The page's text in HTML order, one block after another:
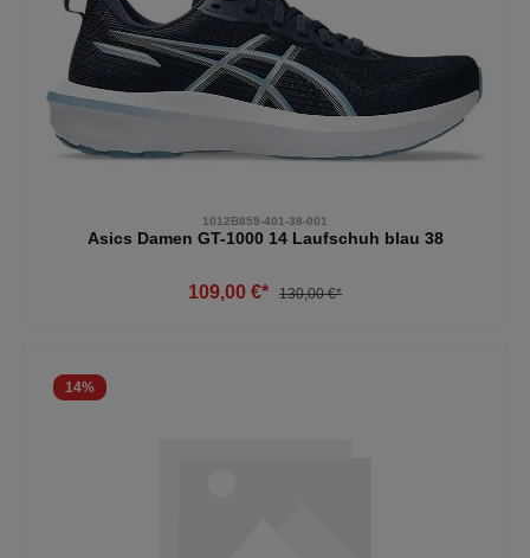
1012B859-401-38-001
Asics Damen GT-1000 14 Laufschuh blau 38
109,00 €* 130,00 €*
14%